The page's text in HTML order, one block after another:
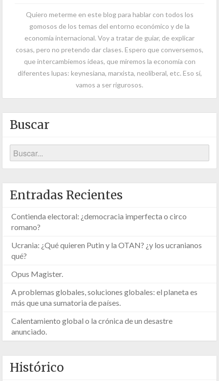
Quiero meterme en este blog para hablar con todos los
gomosos de los temas del entorno económico y de la
economía internacional. Voy a tratar de guiar, de explicar
cosas, pero no pretendo dar clases. Espero que conversemos,
que intercambiemos ideas, que miremos la economía con
diferentes lupas: keynesiana, marxista, neoliberal, etc. Eso sí,
vamos a ser rigurosos.
Buscar
Entradas Recientes
Contienda electoral: ¿democracia imperfecta o circo
romano?
Ucrania: ¿Qué quieren Putin y la OTAN? ¿y los ucranianos
qué?
Opus Magister.
A problemas globales, soluciones globales: el planeta es
más que una sumatoria de países.
Calentamiento global o la crónica de un desastre
anunciado.
Histórico